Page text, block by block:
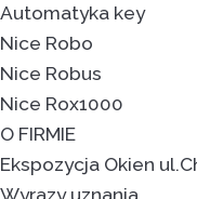
Automatyka key
Nice Robo
Nice Robus
Nice Rox1000
O FIRMIE
Ekspozycja Okien